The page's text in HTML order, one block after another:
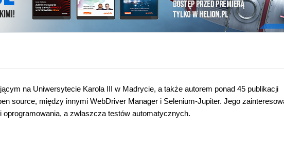
na Uniwersytecie Karola III w Madrycie, a także autorem ponad 45 publikacji
source, między innymi WebDriver Manager i Selenium-Jupiter. Jego
oprogramowania, a zwłaszcza testów automatycznych.